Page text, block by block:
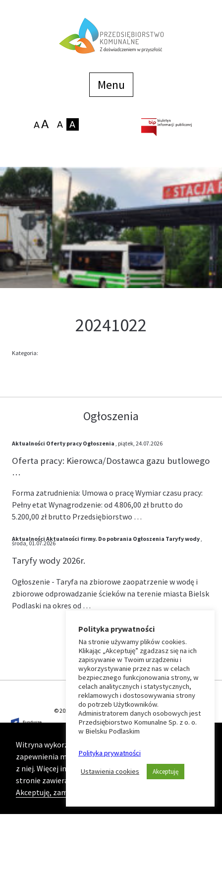
Menu
Zakłady
Podaj stan wodomierza
Kontakt
Oferta
20241022
Kategoria:
Ogłoszenia
Aktualności Oferty pracy Ogłoszenia , piątek, 24.07.2026
Oferta pracy: Kierowca/Dostawca gazu butlowego
…
Forma zatrudnienia: Umowa o pracę Wymiar czasu pracy:
Pełny etat Wynagrodzenie: od 4.806,00 zł brutto do
5.200,00 zł brutto Przedsiębiorstwo …
Aktualności Aktualności firmy. Do pobrania Ogłoszenia Taryfy wody,
środa, 01.07.2026
Taryfy wody 2026r.
Ogłoszenie - Taryfa na zbiorowe zaopatrzenie w wodę i
zbiorowe odprowadzanie ścieków na terenie miasta Bielsk
Podlaski na okres od …
⏶
Wróć
do
początku
strony
© 2026 T-Matic Grupa Computer Plus Sp. z o.o.
Witryna wykorzystuje ciasteczka (cookies) w celu
zapewnienia maksymalnej wygody podczas korzystania
z niej. Więcej informacji na ten temat znajduje się na
stronie zawierającej naszą
Politykę prywatności
Akceptuję, zamknij komunikat
Polityka prywatności
Na stronie używamy plików cookies.
Klikając „Akceptuję” zgadzasz się na ich
zapisywanie w Twoim urządzeniu i
wykorzystywanie przez nas w celach
bezpiecznego funkcjonowania strony, w
celach analitycznych i statystycznych,
reklamowych i dostosowywania strony
do potrzeb Użytkowników.
Administratorem danych osobowych jest
Przedsiębiorstwo Komunalne Sp. z o. o.
w Bielsku Podlaskim
Polityka prywatności
Ustawienia cookies Akceptuję